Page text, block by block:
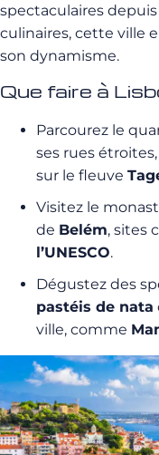
spectaculaires
culinaires, cette ville
son dynamisme.
Que faire à
Parcourez le
ses rues
sur le fleuve
Visitez le
de Belém, sites
l’UNESCO.
Dégustez des
pastéis de nata
ville, comme